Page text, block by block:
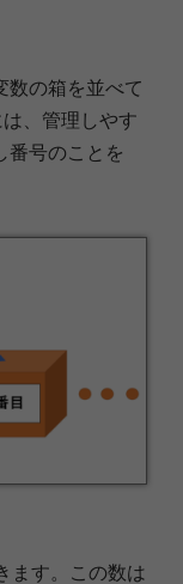
数の箱を並べて
、管理しやす
番号のことを
ます。この数は